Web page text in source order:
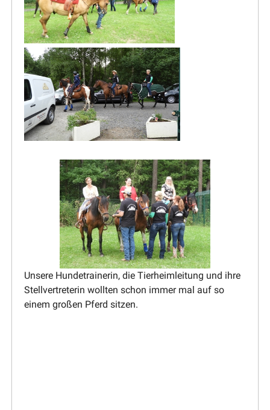
Unsere Hunde­trai­nerin, die Tierheim­leitung und ihre
Stell­ver­tre­terin wollten schon immer mal auf so
einem großen Pferd sitzen.